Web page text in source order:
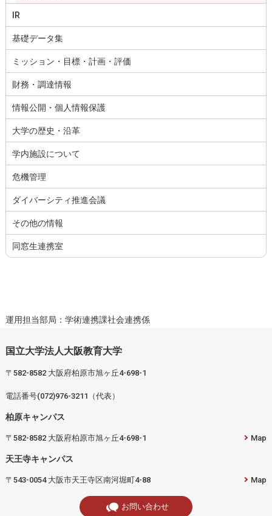
IR
基礎データ集
ミッション・目標・計画・評価
財務・調達情報
情報公開・個人情報保護
大学の歴史・沿革
学内施設について
危機管理
ダイバーシティ推進会議
その他の情報
同窓生連携室
運用担当部局：学術連携課社会連携係
国立大学法人大阪教育大学
〒582-8582 大阪府柏原市旭ヶ丘4-698-1
電話番号(072)976-3211（代表）
柏原キャンパス
〒582-8582 大阪府柏原市旭ヶ丘4-698-1 Map
天王寺キャンパス
〒543-0054 大阪市天王寺区南河堀町4-88 Map
お問い合わせ